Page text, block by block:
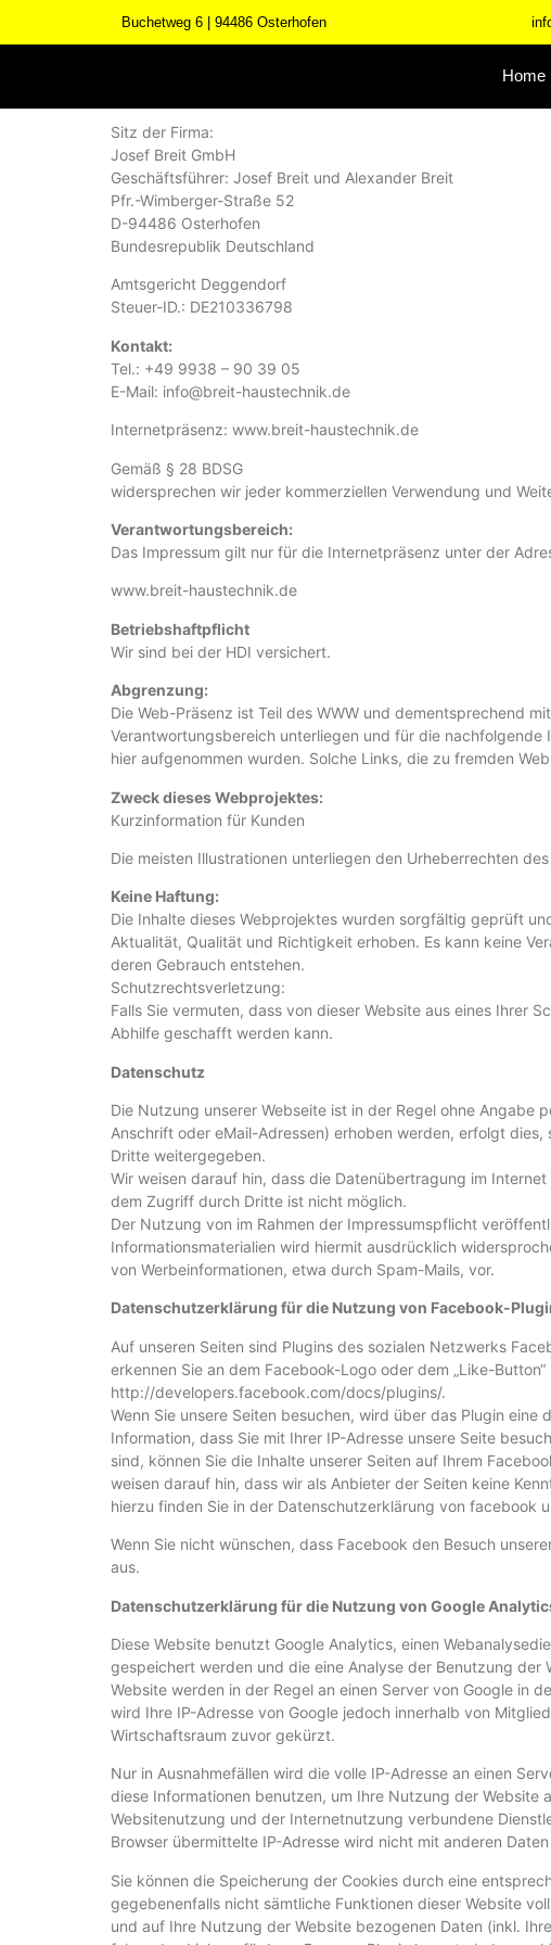
Buchetweg 6 | 94486 Osterhofen
Home
Sitz der Firma:
Josef Breit GmbH
Geschäftsführer: Josef Breit und Alexander Breit
Pfr.-Wimberger-Straße 52
D-94486 Osterhofen
Bundesrepublik Deutschland
Amtsgericht Deggendorf
Steuer-ID.: DE210336798
Kontakt:
Tel.: +49 9938 – 90 39 05
E-Mail: info@breit-haustechnik.de
Internetpräsenz: www.breit-haustechnik.de
Gemäß § 28 BDSG
widersprechen wir jeder kommerziellen Verwendung und
Verantwortungsbereich:
Das Impressum gilt nur für die Internetpräsenz unter der
www.breit-haustechnik.de
Betriebshaftpflicht
Wir sind bei der HDI versichert.
Abgrenzung:
Die Web-Präsenz ist Teil des WWW und dementsprechend
Verantwortungsbereich unterliegen und für die
hier aufgenommen wurden. Solche Links, die zu fremden
Zweck dieses Webprojektes:
Kurzinformation für Kunden
Die meisten Illustrationen unterliegen den Urheberrechten
Keine Haftung:
Die Inhalte dieses Webprojektes wurden sorgfältig geprüft
Aktualität, Qualität und Richtigkeit erhoben. Es kann keine
deren Gebrauch entstehen.
Schutzrechtsverletzung:
Falls Sie vermuten, dass von dieser Website aus eines Ihrer
Abhilfe geschafft werden kann.
Datenschutz
Die Nutzung unserer Webseite ist in der Regel ohne Angabe
Anschrift oder eMail-Adressen) erhoben werden, erfolgt
Dritte weitergegeben.
Wir weisen darauf hin, dass die Datenübertragung im
dem Zugriff durch Dritte ist nicht möglich.
Der Nutzung von im Rahmen der Impressumspflicht
Informationsmaterialien wird hiermit ausdrücklich
von Werbeinformationen, etwa durch Spam-Mails, vor.
Datenschutzerklärung für die Nutzung von Facebook-
Auf unseren Seiten sind Plugins des sozialen Netzwerks
erkennen Sie an dem Facebook-Logo oder dem „Like-
http://developers.facebook.com/docs/plugins/.
Wenn Sie unsere Seiten besuchen, wird über das Plugin
Information, dass Sie mit Ihrer IP-Adresse unsere Seite
sind, können Sie die Inhalte unserer Seiten auf Ihrem
weisen darauf hin, dass wir als Anbieter der Seiten keine
hierzu finden Sie in der Datenschutzerklärung von
Wenn Sie nicht wünschen, dass Facebook den Besuch
aus.
Datenschutzerklärung für die Nutzung von Google
Diese Website benutzt Google Analytics, einen
gespeichert werden und die eine Analyse der Benutzung
Website werden in der Regel an einen Server von Google in
wird Ihre IP-Adresse von Google jedoch innerhalb von
Wirtschaftsraum zuvor gekürzt.
Nur in Ausnahmefällen wird die volle IP-Adresse an einen
diese Informationen benutzen, um Ihre Nutzung der
Websitenutzung und der Internetnutzung verbundene
Browser übermittelte IP-Adresse wird nicht mit anderen
Sie können die Speicherung der Cookies durch eine
gegebenenfalls nicht sämtliche Funktionen dieser Website
und auf Ihre Nutzung der Website bezogenen Daten (inkl.